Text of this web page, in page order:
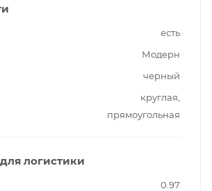
есть
Модерн
черный
круглая,
прямоугольная
логистики
0.97